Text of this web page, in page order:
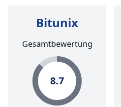
Bitunix
Gesamtbewertung
8.7